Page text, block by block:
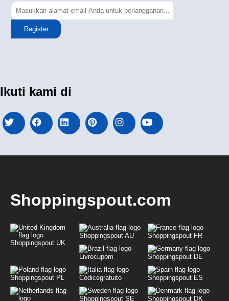
Register
Ikuti kami di
Shoppingspout.com
Shoppingspout UK
Shoppingspout AU Shoppingspout FR
Livrecupom Shoppingspout DE
Shoppingspout PL Codicegratuito Shoppingspout ES
Shoppingspout SE Shoppingspout DK